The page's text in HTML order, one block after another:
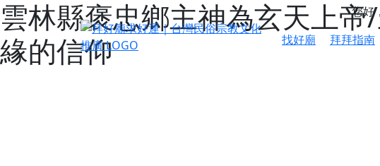
雲林縣褒忠鄉主神為玄天上
緣的信仰
您好
找好廟
拜拜指南